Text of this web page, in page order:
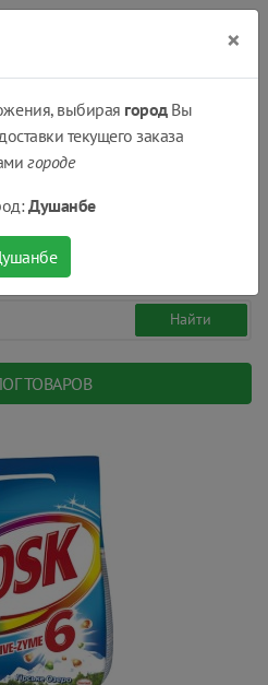
ТОВАРОВ
×
выбирая городВы
текущего заказа
городе
Душанбе